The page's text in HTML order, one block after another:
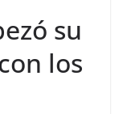
su
los